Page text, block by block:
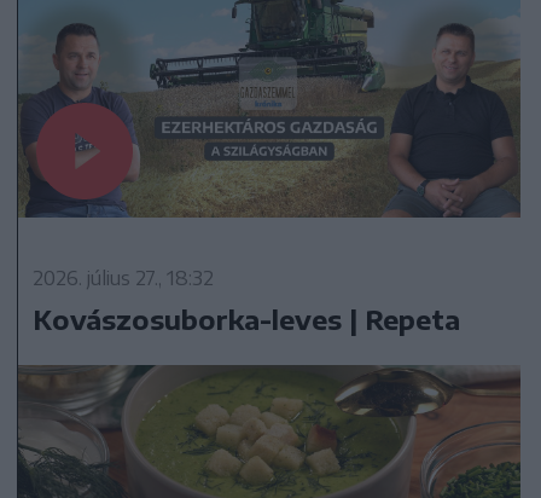
2026. július 27., 18:32
Kovászosuborka-leves | Repeta